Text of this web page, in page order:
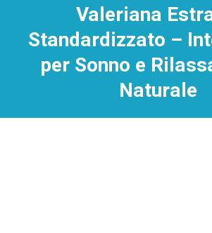
Valeriana
Standardizzato –
per Sonno e
Naturale